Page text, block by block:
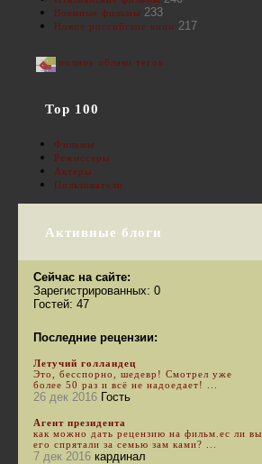
Военные фильмы 233
Новое российское кино 217
полное облако тегов
Top 100
Фильмы
Режиссеры
Актеры
Пользователи
Активные блоги
Сейчас на сайте:
Зарегистрированных: 0
Гостей: 47
Последние рецензии:
Летучий голландец
Это, бесспорно, шедевр! Смотрел уже
более 50 раз и всё не надоедает! ...
26 дек 2016 Гость
Агент президента
как можно дать рецензию на фильм.ес ли вы
его спрятали за семью зам ками? ...
7 дек 2016 кардинал